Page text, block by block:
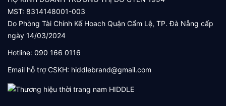
MST: 8314148001-003
Do Phòng Tài Chính Kế Hoach Quận Cẩm Lệ, TP. Đà Nẵng cấp
ngày 14/03/2024
Hotline: 090 166 0116
Email hỗ trợ CSKH: hiddlebrand@gmail.com